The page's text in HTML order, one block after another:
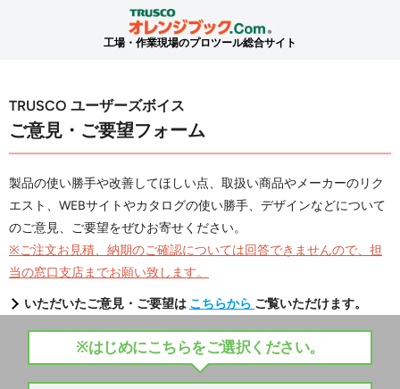
工場・作業現場のプロツール総合サイト
TRUSCO ユーザーズボイス
ご意見・ご要望フォーム
製品の使い勝手や改善してほしい点、取扱い商品やメーカーのリク
エスト、WEBサイトやカタログの使い勝手、デザインなどについて
のご意見、ご要望をぜひお寄せください。
※ご注文お見積、納期のご確認については回答できませんので、担
当の窓口支店までお願い致します。
いただいたご意見・ご要望は こちらから ご覧いただけます。
※はじめにこちらをご選択ください。